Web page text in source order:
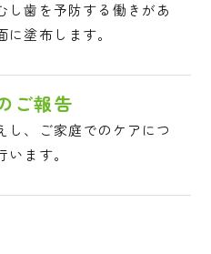
し歯を予防する働きがあ
塗布します。
ご報告
し、ご家庭でのケアにつ
ます。